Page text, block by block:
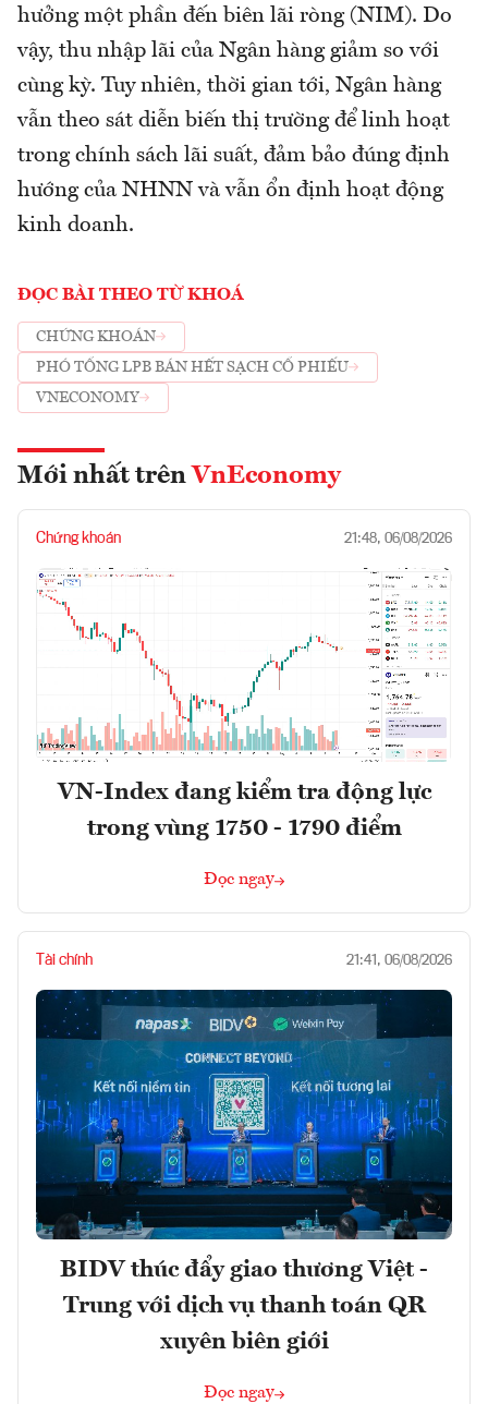
hưởng một phần đến biên lãi ròng (NIM). Do
vậy, thu nhập lãi của Ngân hàng giảm so với
cùng kỳ. Tuy nhiên, thời gian tới, Ngân hàng
vẫn theo sát diễn biến thị trường để linh hoạt
trong chính sách lãi suất, đảm bảo đúng định
hướng của NHNN và vẫn ổn định hoạt động
kinh doanh.
ĐỌC BÀI THEO TỪ KHOÁ
CHỨNG KHOÁN
PHÓ TỔNG LPB BÁN HẾT SẠCH CỔ PHIẾU
VNECONOMY
Mới nhất trên VnEconomy
Chứng khoán 21:48, 06/08/2026
VN-Index đang kiểm tra động lực
trong vùng 1750 - 1790 điểm
Đọc ngay
Tài chính 21:41, 06/08/2026
BIDV thúc đẩy giao thương Việt -
Trung với dịch vụ thanh toán QR
xuyên biên giới
Đọc ngay